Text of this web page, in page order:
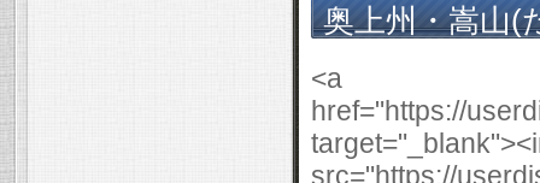
奥上州・嵩山(
<a
href="https://
src="https://